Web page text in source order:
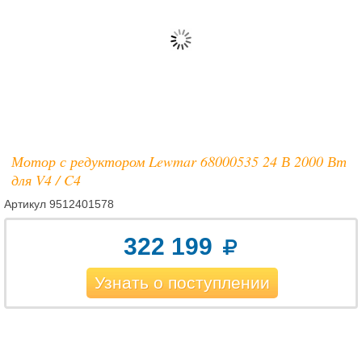
Мотор с редуктором Lewmar 68000535 24 В 2000 Вт
для V4 / C4
Артикул 9512401578
322 199
Узнать о поступлении